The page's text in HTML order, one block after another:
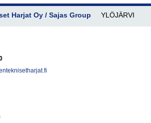
Harjat Oy / Sajas Group YLÖJÄRVI